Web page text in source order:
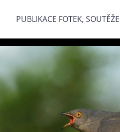
PUBLIKACE FOTEK, SOUTĚŽE